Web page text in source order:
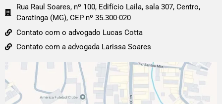
Rua Raul Soares, nº 100, Edifício Laila, sala 307, Centro,
Caratinga (MG), CEP nº 35.300-020
Contato com o advogado Lucas Cotta
Contato com a advogada Larissa Soares